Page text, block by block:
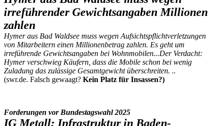
irreführender Gewichtsangaben Millionen
zahlen
Hymer aus Bad Waldsee muss wegen Aufsichtspflichtverletzungen
von Mitarbeitern einen Millionenbetrag zahlen. Es geht um
irreführende Gewichtsangaben bei Wohnmobilen...Der Verdacht:
Hymer verschwieg Käufern, dass die Mobile schon bei wenig
Zuladung das zulässige Gesamtgewicht überschreiten. ..
(swr.de. Falsch gewaagt? Kein Platz für Insassen?)
Forderungen vor Bundestagswahl 2025
IG Metall: Infrastruktur in Baden-